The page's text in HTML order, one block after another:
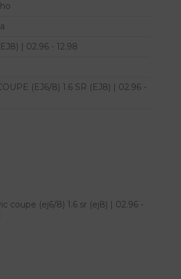
| 02.96 - 12.98
(EJ6/8) 1.6 SR (EJ8) | 02.96 -
coupe (ej6/8) 1.6 sr (ej8) | 02.96 -